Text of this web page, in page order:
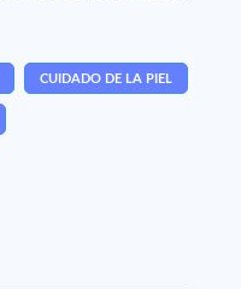
CUIDADO DE LA PIEL